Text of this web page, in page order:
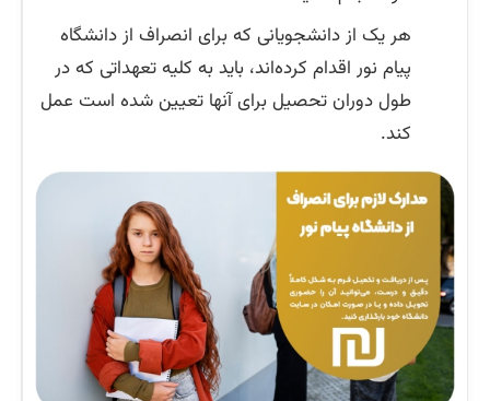
هر یک از دانشجویانی که برای انصراف از دانشگاه
پیام نور اقدام کرده‌اند، باید به کلیه تعهداتی که در
طول دوران تحصیل برای آنها تعیین شده است عمل
کند.